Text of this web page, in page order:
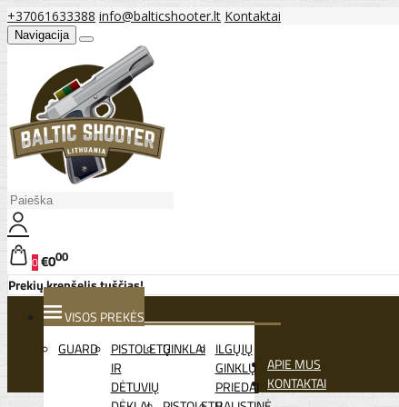
+37061633388 info@balticshooter.lt Kontaktai
Navigacija
0€000
Prekių krepšelis tuščias!
VISOS PREKĖS
GUARD
PISTOLETŲ
IR
DĖTUVIŲ
GINKLAI ILGŲJŲ
GINKLŲ
PRIEDAI
APIE MUS
KONTAKTAI